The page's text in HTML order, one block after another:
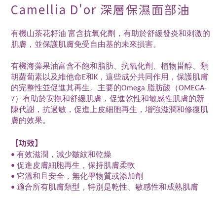
Camellia D'or 深層保濕面部油
有機山茶花籽油 富含抗氧化劑，有助於舒緩發炎和刺激的
肌膚，並保護肌膚免受自由基的未來損害。
有機海藻果油富含不飽和脂肪、抗氧化劑、植物甾醇、類
胡蘿蔔素以及維他命E和K，這些成分共同作用，保護肌膚
的完整性並促進其再生。主要的Omega 脂肪酸（OMEGA-
7）有助於安撫和舒緩肌膚，促進乾性和敏感性肌膚的新
陳代謝，抗過敏，促進上皮細胞再生，增強滋潤和修復肌
膚的效果。
【功效】
• 有效滋潤，減少皺紋和乾燥
• 促進皮膚細胞再生，保持肌膚柔軟
• 它溫和且安全，無化學物質或添加劑
• 適合所有肌膚類型，特別是乾性、敏感性和成熟肌膚